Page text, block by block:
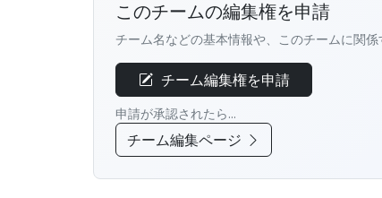
このチームの編集権を申請
チーム名などの基本情報や、このチームに関
チーム編集権を申請
申請が承認されたら...
チーム編集ページ